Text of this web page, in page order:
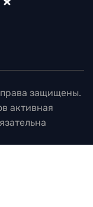
защищены.
активная